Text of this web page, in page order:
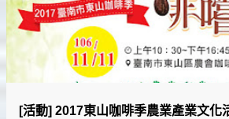
[活動] 2017東山咖啡季農業產業文化